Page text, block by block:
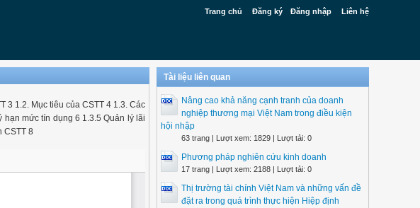
Trang chủ Đăng ký Đăng nhập Liên hệ
3 1.2. Mục tiêu của CSTT 4 1.3. Các
mức tín dụng 6 1.3.5 Quản lý lãi
CSTT 8
Tài liệu liên quan
Nâng cao khả năng cạnh tranh của doanh
nghiệp thương mại Việt Nam trong điều kiện
hội nhập
63 trang | Lượt xem: 1829 | Lượt tải: 0
Phương pháp nghiên cứu kinh doanh
17 trang | Lượt xem: 2188 | Lượt tải: 0
Thị trường tài chính Việt Nam và những vấn đề
đặt ra trong quá trình thực hiện Hiệp định